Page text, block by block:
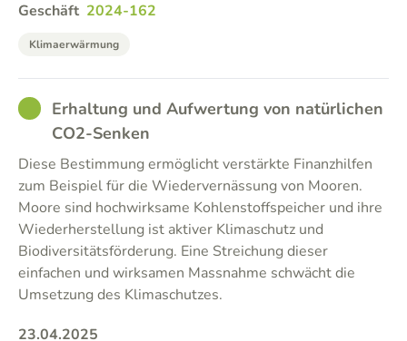
Geschäft 2024-162
Klimaerwärmung
GOODErhaltung und Aufwertung von natürlichen
CO2-Senken
Diese Bestimmung ermöglicht verstärkte Finanzhilfen
zum Beispiel für die Wiedervernässung von Mooren.
Moore sind hochwirksame Kohlenstoffspeicher und ihre
Wiederherstellung ist aktiver Klimaschutz und
Biodiversitätsförderung. Eine Streichung dieser
einfachen und wirksamen Massnahme schwächt die
Umsetzung des Klimaschutzes.
23.04.2025